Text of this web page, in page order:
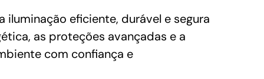
iluminação eficiente, durável e segura
as proteções avançadas e a
com confiança e